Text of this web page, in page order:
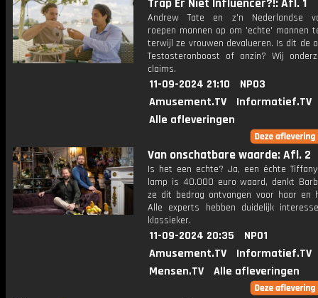
Trap Er Niet Influencer?!: Afl. 1
Andrew Tate en z'n Nederlandse
roepen mannen op om 'echte' mannen
terwijl ze vrouwen devalueren. Is dit de
Testosteronboost of onzin? Wij
claims.
11-09-2024 21:10
NPO3
Amusement.TV
Informatief.TV
Alle afleveringen
Van onschatbare waarde: Afl. 2
Is het een echte? Ja, een échte
lamp is 40.000 euro waard, denkt
ze dit bedrag ontvangen voor haar en
Alle experts hebben duidelijk
klassieker.
11-09-2024 20:35
NPO1
Amusement.TV
Informatief.TV
Mensen.TV
Alle afleveringen